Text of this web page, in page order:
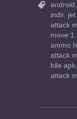
android
indir,
attack
move
ammo
attack
hile apk
attack